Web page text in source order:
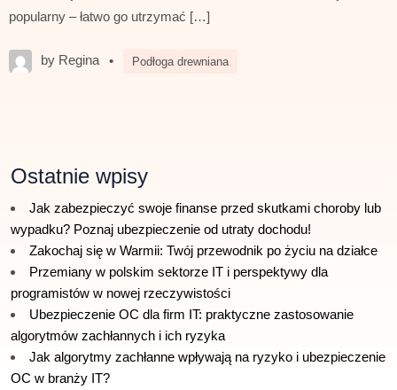
popularny – łatwo go utrzymać […]
by Regina • Podłoga drewniana
Ostatnie wpisy
Jak zabezpieczyć swoje finanse przed skutkami choroby lub
wypadku? Poznaj ubezpieczenie od utraty dochodu!
Zakochaj się w Warmii: Twój przewodnik po życiu na działce
Przemiany w polskim sektorze IT i perspektywy dla
programistów w nowej rzeczywistości
Ubezpieczenie OC dla firm IT: praktyczne zastosowanie
algorytmów zachłannych i ich ryzyka
Jak algorytmy zachłanne wpływają na ryzyko i ubezpieczenie
OC w branży IT?